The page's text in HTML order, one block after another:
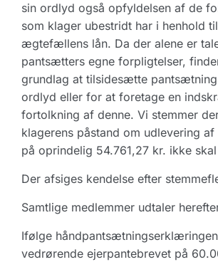
sin ordlyd også opfyldelsen af de
som klager ubestridt har i henhold
ægtefællens lån. Da der alene er
pantsætters egne forpligtelser,
grundlag at tilsidesætte
ordlyd eller for at foretage en
fortolkning af denne. Vi stemmer
klagerens påstand om udlevering
på oprindelig 54.761,27 kr. ikke
Der afsiges kendelse efter
Samtlige medlemmer udtaler
Ifølge
vedrørende ejerpantebrevet på